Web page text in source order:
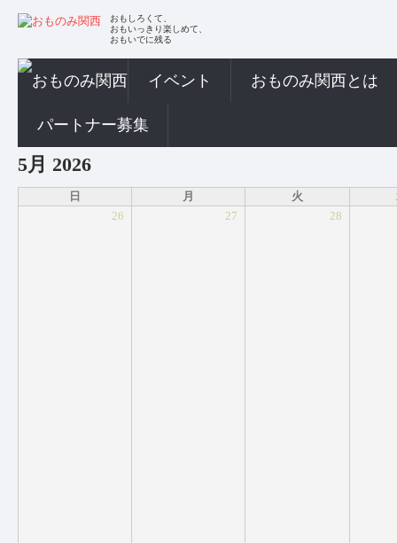
おもしろくて、
おもいっきり楽しめて、
おもいでに残る
イベント おものみ関西とは
パートナー募集
5月 2026
日 月 火
26
27 28